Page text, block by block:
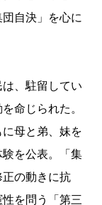
自決」を心に
、駐留してい
命じられた。
母と弟、妹を
を公表。「集
の動きに抗
を問う「第三